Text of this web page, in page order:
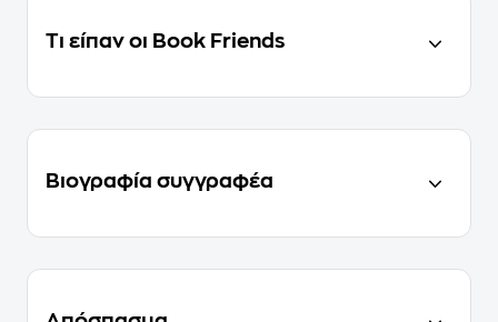
Τι είπαν οι Book Friends
Βιογραφία συγγραφέα